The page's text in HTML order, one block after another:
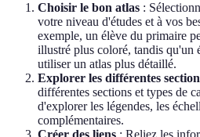
Choisir le bon atlas :
votre niveau d'études et à vos
exemple, un élève du primaire
illustré plus coloré, tandis qu'un
utiliser un atlas plus détaillé.
Explorer les différentes
différentes sections et types de
d'explorer les légendes, les
complémentaires.
Créer des liens : Reliez les